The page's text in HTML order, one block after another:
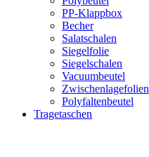
PP-Klappbox
Becher
Salatschalen
Siegelfolie
Siegelschalen
Vacuumbeutel
Zwischenlagefolien
Polyfaltenbeutel
Tragetaschen